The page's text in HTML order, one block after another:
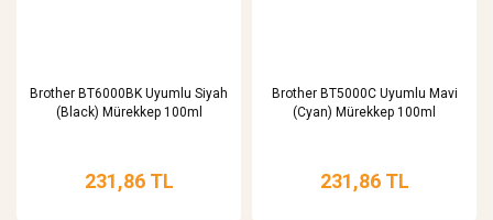
Brother BT6000BK Uyumlu Siyah
(Black) Mürekkep 100ml
231,86 TL
Brother BT5000C Uyumlu Mavi
(Cyan) Mürekkep 100ml
231,86 TL